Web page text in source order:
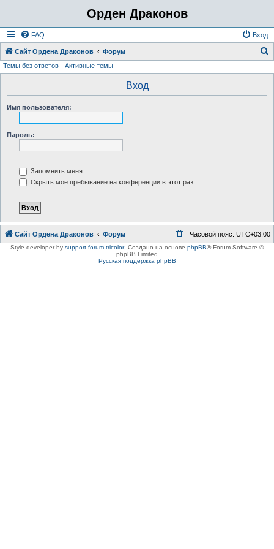
Орден Драконов
FAQ Вход
Сайт Ордена Драконов Форум
Темы без ответов Активные темы
Вход
Имя пользователя:
Пароль:
Запомнить меня
Скрыть моё пребывание на конференции в этот раз
Сайт Ордена Драконов Форум Часовой пояс: UTC+03:00
Style developer by support forum tricolor, Создано на основе phpBB® Forum Software ©
phpBB Limited
Русская поддержка phpBB